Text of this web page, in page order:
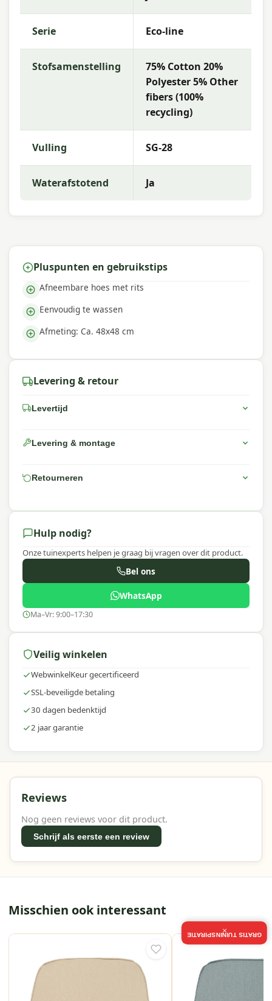
Met Madison kies je voor hoogwaardige
tuinkussens met een uitstekende prijs-
en uitstekend comfort, zodat jij de beste keuze
kunt maken voor jouw buitenruimte.
Serie Eco-line
Stofsamenstelling
75% Cotton 20%
Polyester 5% Other
fibers (100%
recycling)
Vulling SG-28
Waterafstotend Ja
Pluspunten en gebruikstips
Afneembare hoes met rits
Eenvoudig te wassen
Afmeting: Ca. 48x48 cm
Levering & retour
Levertijd
Levering & montage
Retourneren
Hulp nodig?
Onze tuinexperts helpen je graag bij vragen over dit product.
Bel ons
WhatsApp
Ma–Vr: 9:00–17:30
Veilig winkelen
WebwinkelKeur gecertificeerd
SSL-beveiligde betaling
30 dagen bedenktijd
2 jaar garantie
Reviews
Nog geen reviews voor dit product.
Schrijf als eerste een review
Misschien ook interessant
GRATIS TUININSPIRATIE
×